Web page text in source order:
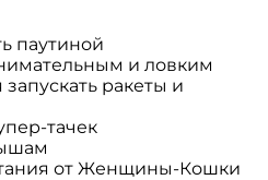
паутиной
и ловким
ракеты и
тачек
от Женщины-Кошки